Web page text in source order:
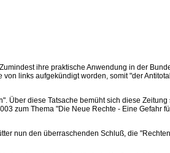
ihre praktische Anwendung in der
links aufgekündigt worden, somit "der
diese Tatsache bemüht sich diese
zum Thema "Die Neue Rechte - Eine Gefahr
nun den überraschenden Schluß, die